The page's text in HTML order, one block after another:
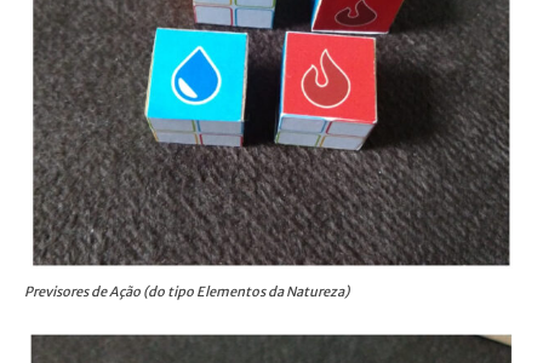
Previsores de Ação (do tipo Elementos da Natureza)